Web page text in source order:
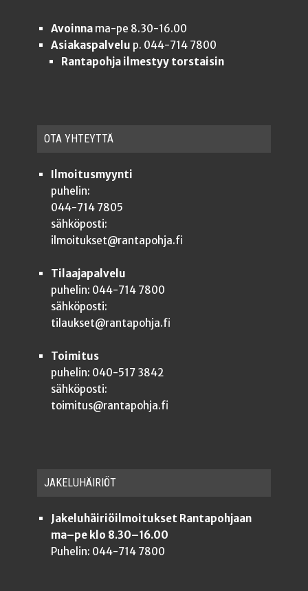
Avoinnama-pe 8.30-16.00
Asiakaspalvelu p. 044-714 7800
Rantapohja ilmestyy torstaisin
OTA YHTEYT­TÄ
Ilmoitusmyynti
puhelin:
044-714 7805
sähköposti:
ilmoitukset@rantapohja.fi
Tilaajapalvelu
puhelin: 044-714 7800
sähköposti:
tilaukset@rantapohja.fi
Toimitus
puhelin: 040-517 3842
sähköposti:
toimitus@rantapohja.fi
JAKE­LU­HÄI­RIÖT
Jakeluhäiriöilmoitukset Rantapohjaan
ma–pe klo 8.30–16.00
Puhelin: 044-714 7800